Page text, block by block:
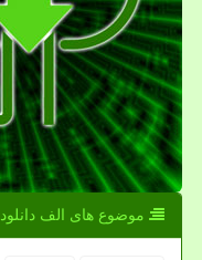
موضوع های الف دانلود